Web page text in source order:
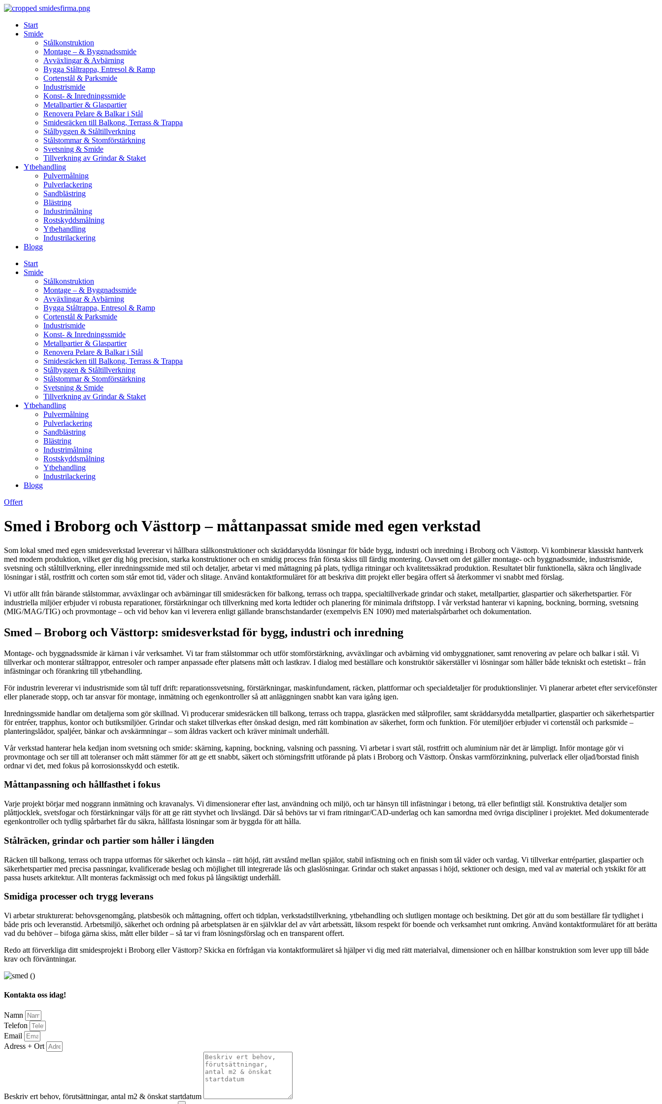
Skip
contentStart
Smide
Stålkonstruktion
Montage – & Byggnadssmide
Avväxlingar & Avbärning
Bygga Ståltrappa, Entresol & Ramp
Cortenstål & Parksmide
Industrismide
Konst- & Inredningssmide
Metallpartier & Glaspartier
Renovera Pelare & Balkar i Stål
Smidesräcken till Balkong, Terrass & Trappa
Stålbyggen & Ståltillverkning
Stålstommar & Stomförstärkning
Svetsning & Smide
Tillverkning av Grindar & Staket
Ytbehandling
Pulvermålning
Pulverlackering
Sandblästring
Blästring
Industrimålning
Rostskyddsmålning
Ytbehandling
Industrilackering
Blogg
Start
Smide
Stålkonstruktion
Montage – & Byggnadssmide
Avväxlingar & Avbärning
Bygga Ståltrappa, Entresol & Ramp
Cortenstål & Parksmide
Industrismide
Konst- & Inredningssmide
Metallpartier & Glaspartier
Renovera Pelare & Balkar i Stål
Smidesräcken till Balkong, Terrass & Trappa
Stålbyggen & Ståltillverkning
Stålstommar & Stomförstärkning
Svetsning & Smide
Tillverkning av Grindar & Staket
Ytbehandling
Pulvermålning
Pulverlackering
Sandblästring
Blästring
Industrimålning
Rostskyddsmålning
Ytbehandling
Industrilackering
Blogg
Offert
Smed i Broborg och Västtorp – måttanpassat smide med egen verkstad
Som lokal smed med egen smidesverkstad levererar vi hållbara stålkonstruktioner och skräddarsydda lösningar för både bygg, industri och inredning i Broborg och Västtorp. Vi kombinerar klassiskt hantverk
med modern produktion, vilket ger dig hög precision, starka konstruktioner och en smidig process från första skiss till färdig montering. Oavsett om det gäller montage- och byggnadssmide, industrismide,
svetsning och ståltillverkning, eller inredningssmide med stil och detaljer, arbetar vi med måttagning på plats, tydliga ritningar och kvalitetssäkrad produktion. Resultatet blir funktionella, säkra och långlivade
lösningar i stål, rostfritt och corten som står emot tid, väder och slitage. Använd kontaktformuläret för att beskriva ditt projekt eller begära offert så återkommer vi snabbt med förslag.
Vi utför allt från bärande stålstommar, avväxlingar och avbärningar till smidesräcken för balkong, terrass och trappa, specialtillverkade grindar och staket, metallpartier, glaspartier och säkerhetspartier. För
industriella miljöer erbjuder vi robusta reparationer, förstärkningar och tillverkning med korta ledtider och planering för minimala driftstopp. I vår verkstad hanterar vi kapning, bockning, borrning, svetsning
(MIG/MAG/TIG) och provmontage – och vid behov kan vi leverera enligt gällande branschstandarder (exempelvis EN 1090) med materialspårbarhet och dokumentation.
Smed – Broborg och Västtorp: smidesverkstad för bygg, industri och inredning
Montage- och byggnadssmide är kärnan i vår verksamhet. Vi tar fram stålstommar och utför stomförstärkning, avväxlingar och avbärning vid ombyggnationer, samt renovering av pelare och balkar i stål. Vi
tillverkar och monterar ståltrappor, entresoler och ramper anpassade efter platsens mått och lastkrav. I dialog med beställare och konstruktör säkerställer vi lösningar som håller både tekniskt och estetiskt – från
infästningar och förankring till ytbehandling.
För industrin levererar vi industrismide som tål tuff drift: reparationssvetsning, förstärkningar, maskinfundament, räcken, plattformar och specialdetaljer för produktionslinjer. Vi planerar arbetet efter servicefönster
eller planerade stopp, och tar ansvar för montage, inmätning och egenkontroller så att anläggningen snabbt kan vara igång igen.
Inredningssmide handlar om detaljerna som gör skillnad. Vi producerar smidesräcken till balkong, terrass och trappa, glasräcken med stålprofiler, samt skräddarsydda metallpartier, glaspartier och säkerhetspartier
för entréer, trapphus, kontor och butiksmiljöer. Grindar och staket tillverkas efter önskad design, med rätt kombination av säkerhet, form och funktion. För utemiljöer erbjuder vi cortenstål och parksmide –
planteringslådor, spaljéer, bänkar och avskärmningar – som åldras vackert och kräver minimalt underhåll.
Vår verkstad hanterar hela kedjan inom svetsning och smide: skärning, kapning, bockning, valsning och passning. Vi arbetar i svart stål, rostfritt och aluminium när det är lämpligt. Inför montage gör vi
provmontage och ser till att toleranser och mått stämmer för att ge ett snabbt, säkert och störningsfritt utförande på plats i Broborg och Västtorp. Önskas varmförzinkning, pulverlack eller oljad/borstad finish
ordnar vi det, med fokus på korrosionsskydd och estetik.
Måttanpassning och hållfasthet i fokus
Varje projekt börjar med noggrann inmätning och kravanalys. Vi dimensionerar efter last, användning och miljö, och tar hänsyn till infästningar i betong, trä eller befintligt stål. Konstruktiva detaljer som
plåttjocklek, svetsfogar och förstärkningar väljs för att ge rätt styvhet och livslängd. Där så behövs tar vi fram ritningar/CAD-underlag och kan samordna med övriga discipliner i projektet. Med dokumenterade
egenkontroller och tydlig spårbarhet får du säkra, hållfasta lösningar som är byggda för att hålla.
Stålräcken, grindar och partier som håller i längden
Räcken till balkong, terrass och trappa utformas för säkerhet och känsla – rätt höjd, rätt avstånd mellan spjälor, stabil infästning och en finish som tål väder och vardag. Vi tillverkar entrépartier, glaspartier och
säkerhetspartier med precisa passningar, kvalificerade beslag och möjlighet till integrerade lås och glaslösningar. Grindar och staket anpassas i höjd, sektioner och design, med val av material och ytskikt för att
passa husets arkitektur. Allt monteras fackmässigt och med fokus på långsiktigt underhåll.
Smidiga processer och trygg leverans
Vi arbetar strukturerat: behovsgenomgång, platsbesök och måttagning, offert och tidplan, verkstadstillverkning, ytbehandling och slutligen montage och besiktning. Det gör att du som beställare får tydlighet i
både pris och leveranstid. Arbetsmiljö, säkerhet och ordning på arbetsplatsen är en självklar del av vårt arbetssätt, liksom respekt för boende och verksamhet runt omkring. Använd kontaktformuläret för att berätta
vad du behöver – bifoga gärna skiss, mått eller bilder – så tar vi fram lösningsförslag och en transparent offert.
Redo att förverkliga ditt smidesprojekt i Broborg eller Västtorp? Skicka en förfrågan via kontaktformuläret så hjälper vi dig med rätt materialval, dimensioner och en hållbar konstruktion som lever upp till både
krav och förväntningar.
Kontakta oss idag!
Namn
Telefon
Email
Adress + Ort
Beskriv ert behov, förutsättningar, antal m2 & önskat startdatum